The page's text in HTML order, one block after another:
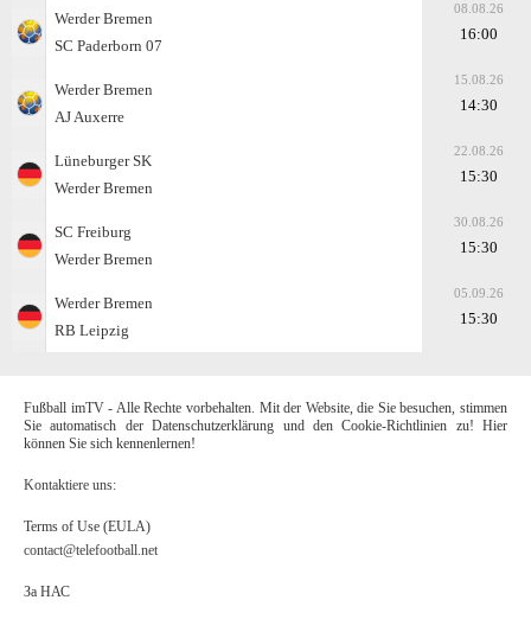
Werder Bremen
SC Paderborn 07
08.08.26
16:00
Werder Bremen
AJ Auxerre
15.08.26
14:30
Lüneburger SK
Werder Bremen
22.08.26
15:30
SC Freiburg
Werder Bremen
30.08.26
15:30
Werder Bremen
RB Leipzig
05.09.26
15:30
Fußball imTV - Alle Rechte vorbehalten. Mit der Website, die Sie besuchen, stimmen
Sie automatisch der Datenschutzerklärung und den Cookie-Richtlinien zu! Hier
können Sie sich kennenlernen!
Kontaktiere uns:
Terms of Use (EULA)
contact@telefootball.net
За НАС